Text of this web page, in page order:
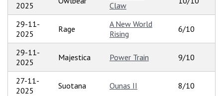
2025
Claw
29-11-
2025
Rage
A New World
Rising
6/10
29-11-
2025
Majestica Power Train 9/10
27-11-
2025
Suotana Ounas II 8/10